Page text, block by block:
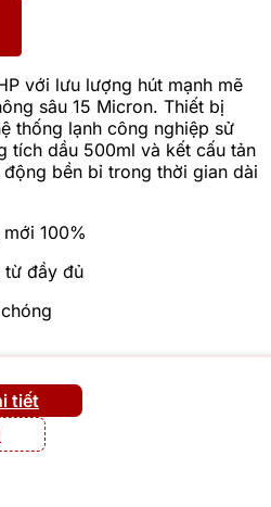
với lưu lượng hút mạnh mẽ
sâu 15 Micron. Thiết bị
thống lạnh công nghiệp sử
tích dầu 500ml và kết cấu tản
bền bỉ trong thời gian dài
100%
từ đầy đủ
tiết